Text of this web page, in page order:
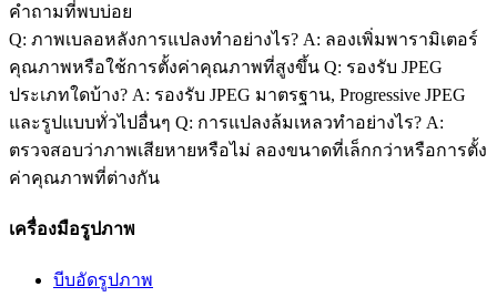
คำถามที่พบบ่อย
Q: ภาพเบลอหลังการแปลงทำอย่างไร? A: ลองเพิ่มพารามิเตอร์
คุณภาพหรือใช้การตั้งค่าคุณภาพที่สูงขึ้น Q: รองรับ JPEG
ประเภทใดบ้าง? A: รองรับ JPEG มาตรฐาน, Progressive JPEG
และรูปแบบทั่วไปอื่นๆ Q: การแปลงล้มเหลวทำอย่างไร? A:
ตรวจสอบว่าภาพเสียหายหรือไม่ ลองขนาดที่เล็กกว่าหรือการตั้ง
ค่าคุณภาพที่ต่างกัน
เครื่องมือรูปภาพ
บีบอัดรูปภาพ